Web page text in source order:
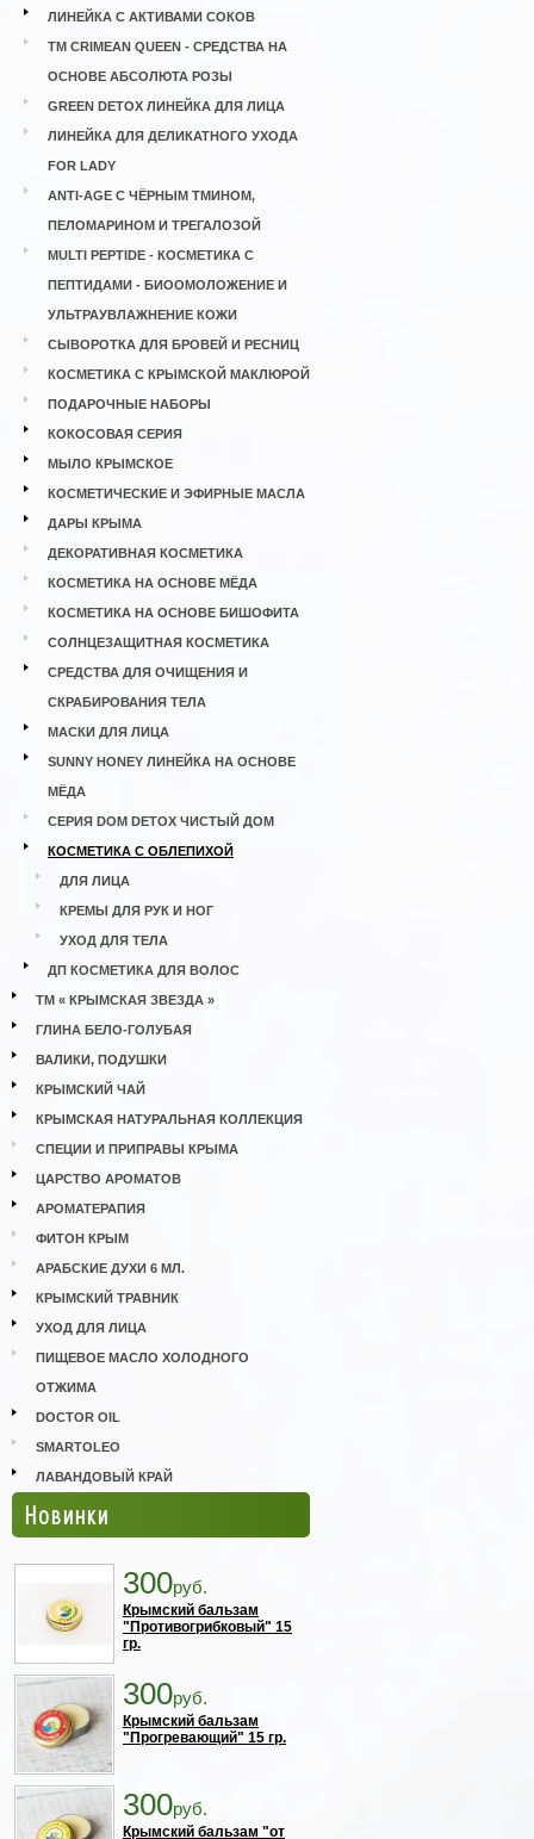
ЛИНЕЙКА С АКТИВАМИ СОКОВ
ТМ CRIMEAN QUEEN - СРЕДСТВА НА
ОСНОВЕ АБСОЛЮТА РОЗЫ
GREEN DETOX ЛИНЕЙКА ДЛЯ ЛИЦА
ЛИНЕЙКА ДЛЯ ДЕЛИКАТНОГО УХОДА
FOR LADY
ANTI-AGE С ЧЁРНЫМ ТМИНОМ,
ПЕЛОМАРИНОМ И ТРЕГАЛОЗОЙ
MULTI PEPTIDE - КОСМЕТИКА С
ПЕПТИДАМИ - БИООМОЛОЖЕНИЕ И
УЛЬТРАУВЛАЖНЕНИЕ КОЖИ
СЫВОРОТКА ДЛЯ БРОВЕЙ И РЕСНИЦ
КОСМЕТИКА С КРЫМСКОЙ МАКЛЮРОЙ
ПОДАРОЧНЫЕ НАБОРЫ
КОКОСОВАЯ СЕРИЯ
МЫЛО КРЫМСКОЕ
КОСМЕТИЧЕСКИЕ И ЭФИРНЫЕ МАСЛА
ДАРЫ КРЫМА
ДЕКОРАТИВНАЯ КОСМЕТИКА
КОСМЕТИКА НА ОСНОВЕ МЁДА
КОСМЕТИКА НА ОСНОВЕ БИШОФИТА
СОЛНЦЕЗАЩИТНАЯ КОСМЕТИКА
СРЕДСТВА ДЛЯ ОЧИЩЕНИЯ И
СКРАБИРОВАНИЯ ТЕЛА
МАСКИ ДЛЯ ЛИЦА
SUNNY HONEY ЛИНЕЙКА НА ОСНОВЕ
МЁДА
СЕРИЯ DOM DETOX ЧИСТЫЙ ДОМ
КОСМЕТИКА С ОБЛЕПИХОЙ
ДЛЯ ЛИЦА
КРЕМЫ ДЛЯ РУК И НОГ
УХОД ДЛЯ ТЕЛА
ДП КОСМЕТИКА ДЛЯ ВОЛОС
ТМ « КРЫМСКАЯ ЗВЕЗДА »
ГЛИНА БЕЛО-ГОЛУБАЯ
ВАЛИКИ, ПОДУШКИ
КРЫМСКИЙ ЧАЙ
КРЫМСКАЯ НАТУРАЛЬНАЯ КОЛЛЕКЦИЯ
СПЕЦИИ И ПРИПРАВЫ КРЫМА
ЦАРСТВО АРОМАТОВ
АРОМАТЕРАПИЯ
ФИТОН КРЫМ
АРАБСКИЕ ДУХИ 6 МЛ.
КРЫМСКИЙ ТРАВНИК
УХОД ДЛЯ ЛИЦА
ПИЩЕВОЕ МАСЛО ХОЛОДНОГО
ОТЖИМА
DOCTOR OIL
SMARTOLEO
ЛАВАНДОВЫЙ КРАЙ
Новинки
300руб.
Крымский бальзам
"Противогрибковый" 15
гр.
300руб.
Крымский бальзам
"Прогревающий" 15 гр.
300руб.
Крымский бальзам "от